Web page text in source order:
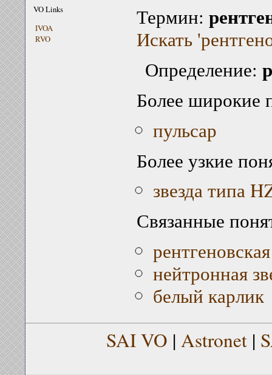
VO Links
IVOA
RVO
Термин:
Искать
Определение:
Более широкие
пульсар
Более узкие
звезда типа
Связанные
нейтронная
белый карлик
SAI VO | Astronet |